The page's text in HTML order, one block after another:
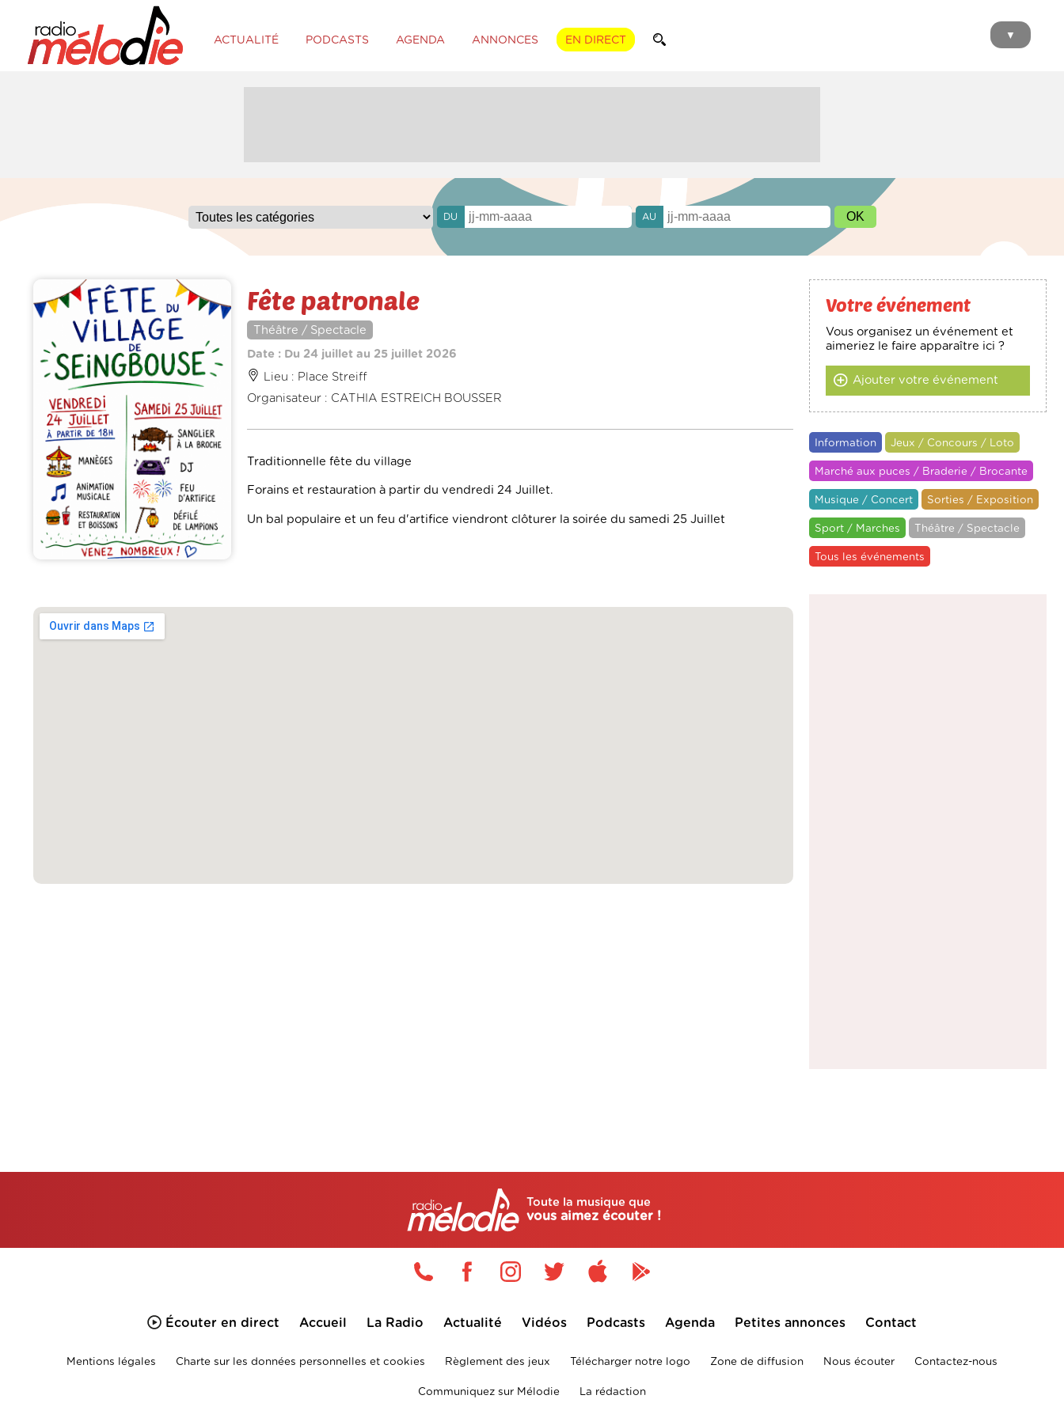
ACTUALITÉ PODCASTS AGENDA ANNONCES EN DIRECT ▼
DU AU
Fête patronale
Théâtre / Spectacle
Date : Du 24 juillet au 25 juillet 2026
Lieu : Place Streiff
Organisateur : CATHIA ESTREICH BOUSSER
Traditionnelle fête du village
Forains et restauration à partir du vendredi 24 Juillet.
Un bal populaire et un feu d'artifice viendront clôturer la soirée du samedi 25 Juillet
Votre événement
Vous organisez un événement et
aimeriez le faire apparaître ici ?
Ajouter votre événement
Information Jeux / Concours / Loto
Marché aux puces / Braderie / Brocante
Musique / Concert Sorties / Exposition
Sport / Marches Théâtre / Spectacle
Tous les événements
Toute la musique que
vous aimez écouter !
Écouter en direct Accueil La Radio Actualité Vidéos Podcasts Agenda Petites annonces Contact
Mentions légales Charte sur les données personnelles et cookies Règlement des jeux Télécharger notre logo Zone de diffusion Nous écouter Contactez-nous
Communiquez sur Mélodie La rédaction